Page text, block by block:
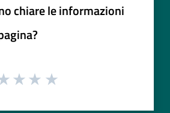
chiare le informazioni